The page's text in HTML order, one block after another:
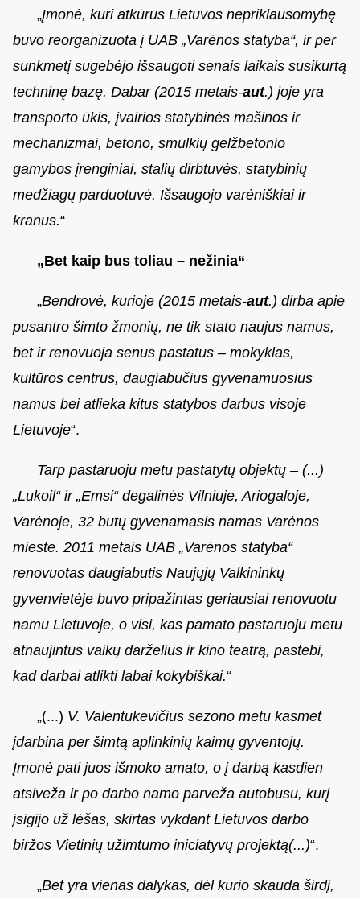
„Įmonė, kuri atkūrus Lietuvos nepriklausomybę
buvo reorganizuota į UAB „Varėnos statyba“, ir per
sunkmetį sugebėjo išsaugoti senais laikais susikurtą
techninę bazę. Dabar (2015 metais-aut.) joje yra
transporto ūkis, įvairios statybinės mašinos ir
mechanizmai, betono, smulkių gelžbetonio
gamybos įrenginiai, stalių dirbtuvės, statybinių
medžiagų parduotuvė. Išsaugojo varėniškiai ir
kranus.“
„Bet kaip bus toliau – nežinia“
„Bendrovė, kurioje (2015 metais-aut.) dirba apie
pusantro šimto žmonių, ne tik stato naujus namus,
bet ir renovuoja senus pastatus – mokyklas,
kultūros centrus, daugiabučius gyvenamuosius
namus bei atlieka kitus statybos darbus visoje
Lietuvoje“.
Tarp pastaruoju metu pastatytų objektų – (...)
„Lukoil“ ir „Emsi“ degalinės Vilniuje, Ariogaloje,
Varėnoje, 32 butų gyvenamasis namas Varėnos
mieste. 2011 metais UAB „Varėnos statyba“
renovuotas daugiabutis Naujųjų Valkininkų
gyvenvietėje buvo pripažintas geriausiai renovuotu
namu Lietuvoje, o visi, kas pamato pastaruoju metu
atnaujintus vaikų darželius ir kino teatrą, pastebi,
kad darbai atlikti labai kokybiškai.“
„(...) V. Valentukevičius sezono metu kasmet
įdarbina per šimtą aplinkinių kaimų gyventojų.
Įmonė pati juos išmoko amato, o į darbą kasdien
atsiveža ir po darbo namo parveža autobusu, kurį
įsigijo už lėšas, skirtas vykdant Lietuvos darbo
biržos Vietinių užimtumo iniciatyvų projektą(...)“.
„Bet yra vienas dalykas, dėl kurio skauda širdį,